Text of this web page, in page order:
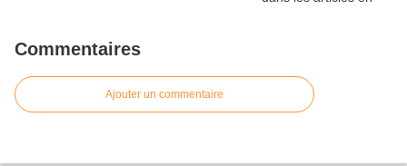
Commentaires
Ajouter un commentaire